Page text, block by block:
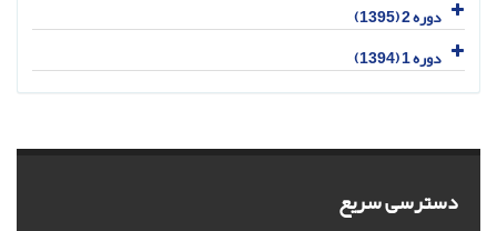
دوره 2 (1395)
دوره 1 (1394)
دسترسی سریع